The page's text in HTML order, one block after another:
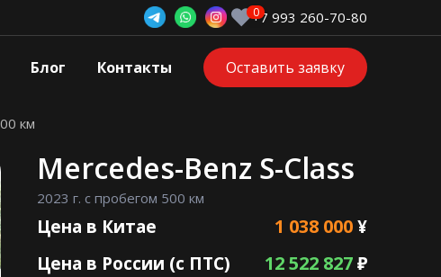
+7 993 260-70-80
Блог Контакты Оставить заявку
км
Mercedes-Benz S-Class
2023 г. с пробегом 500 км
Цена в Китае 1 038 000¥
Цена в России (с ПТС)
12 522 827₽